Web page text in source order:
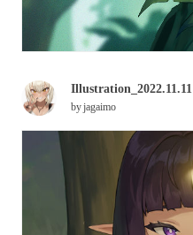
Illustration_2022.11.11
byjagaimo